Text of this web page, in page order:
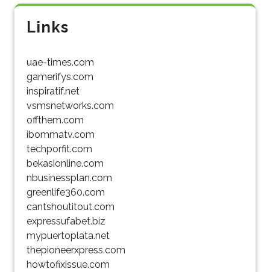
Links
uae-times.com
gamerifys.com
inspiratif.net
vsmsnetworks.com
offthem.com
ibommatv.com
techporfit.com
bekasionline.com
nbusinessplan.com
greenlife360.com
cantshoutitout.com
expressufabet.biz
mypuertoplata.net
thepioneerxpress.com
howtofixissue.com